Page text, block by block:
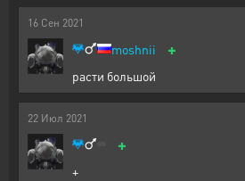
16 Сен 2021
moshnii +
расти большой
22 Июл 2021
+
+